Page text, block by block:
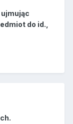
do id.,